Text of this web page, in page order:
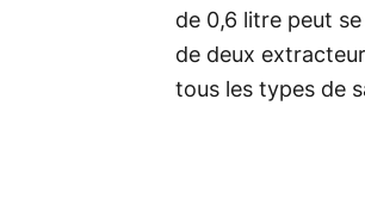
de 0,6 litre peut
de deux
tous les types de